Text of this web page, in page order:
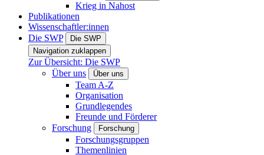
Krieg in Nahost
Publikationen
Wissenschaftler:innen
Die SWP
Die SWP
Navigation zuklappen
Zur Übersicht: Die SWP
Über uns
Über uns
Team A-Z
Organisation
Grundlegendes
Freunde und Förderer
Forschung
Forschung
Forschungsgruppen
Themenlinien